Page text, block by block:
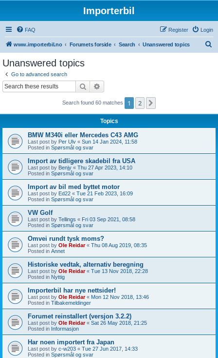
Importerbil
FAQ Login
Register
www.importerbil.no Forumets forside Search Unanswered topics
Unanswered topics
Go to advanced search
Search
Search found 60 matches 1 2
Topics
BMW M340i eller Mercedes C43 AMG
Last post by Per Ulv « Sun 14 Jan 2024, 11:58
Posted in Spørsmål og svar
Import av tidligere skadebil fra USA
Last post by Benjy « Thu 27 Apr 2023, 14:10
Posted in Spørsmål og svar
Import av bil med byttet motor
Last post by Ed22 « Tue 21 Feb 2023, 16:09
Posted in Spørsmål og svar
VW Golf
Last post by Tellings « Fri 03 Sep 2021, 08:58
Posted in Spørsmål og svar
Omvei rundt tysk moms?
Last post by Ole Reidar« Thu 08 Aug 2019, 08:35
Posted in Annet
Historiske vedtak, alternativ beregning
Last post by Ole Reidar« Tue 13 Nov 2018, 22:28
Posted in Nyttig
Importerbil har nye nettsider!
Last post by Ole Reidar« Mon 12 Nov 2018, 13:46
Posted in Tilbakemeldinger
Forumet reinstallert (versjon 3.2.2)
Last post by Ole Reidar« Sat 26 May 2018, 21:25
Posted in Informasjon
Har noen importert fra Japan
Last post by c-w203 « Tue 27 Jun 2017, 14:33
Posted in Spørsmål og svar